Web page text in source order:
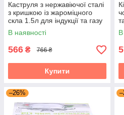
Каструля з нержавіючої сталі
з кришкою із жароміцного
скла 1.5л для індукції та газу
Kamille KM-4900
В наявності
566 ₴ 766 ₴
Купити
В
–26%